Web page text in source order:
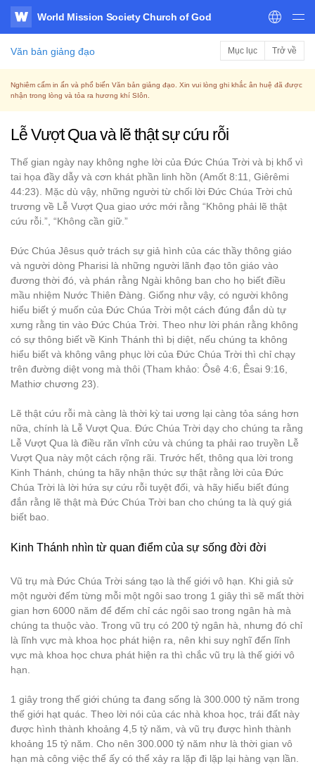
WATV
World Mission Society Church of God
Văn bản giảng đạo Mục lục Trở về
Nghiêm cấm in ấn và phổ biến Văn bản giảng đạo. Xin vui lòng ghi khắc ân huệ đã được
nhận trong lòng và tỏa ra hương khí SIôn.
Lễ Vượt Qua và lẽ thật sự cứu rỗi
Thế gian ngày nay không nghe lời của Đức Chúa Trời và bị khổ vì
tai họa đầy dẫy và cơn khát phần linh hồn (Amốt 8:11, Giêrêmi
44:23). Mặc dù vậy, những người từ chối lời Đức Chúa Trời chủ
trương về Lễ Vượt Qua giao ước mới rằng “Không phải lẽ thật
cứu rỗi.”, “Không cần giữ.”
Đức Chúa Jêsus quở trách sự giả hình của các thầy thông giáo
và người dòng Pharisi là những người lãnh đạo tôn giáo vào
đương thời đó, và phán rằng Ngài không ban cho họ biết điều
mầu nhiệm Nước Thiên Đàng. Giống như vậy, có người không
hiểu biết ý muốn của Đức Chúa Trời một cách đúng đắn dù tự
xưng rằng tin vào Đức Chúa Trời. Theo như lời phán rằng không
có sự thông biết về Kinh Thánh thì bị diệt, nếu chúng ta không
hiểu biết và không vâng phục lời của Đức Chúa Trời thì chỉ chạy
trên đường diệt vong mà thôi (Tham khảo: Ôsê 4:6, Êsai 9:16,
Mathiơ chương 23).
Lẽ thật cứu rỗi mà càng là thời kỳ tai ương lại càng tỏa sáng hơn
nữa, chính là Lễ Vượt Qua. Đức Chúa Trời dạy cho chúng ta rằng
Lễ Vượt Qua là điều răn vĩnh cửu và chúng ta phải rao truyền Lễ
Vượt Qua này một cách rộng rãi. Trước hết, thông qua lời trong
Kinh Thánh, chúng ta hãy nhận thức sự thật rằng lời của Đức
Chúa Trời là lời hứa sự cứu rỗi tuyệt đối, và hãy hiểu biết đúng
đắn rằng lẽ thật mà Đức Chúa Trời ban cho chúng ta là quý giá
biết bao.
Kinh Thánh nhìn từ quan điểm của sự sống đời đời
Vũ trụ mà Đức Chúa Trời sáng tạo là thế giới vô hạn. Khi giả sử
một người đếm từng mỗi một ngôi sao trong 1 giây thì sẽ mất thời
gian hơn 6000 năm để đếm chỉ các ngôi sao trong ngân hà mà
chúng ta thuộc vào. Trong vũ trụ có 200 tỷ ngân hà, nhưng đó chỉ
là lĩnh vực mà khoa học phát hiện ra, nên khi suy nghĩ đến lĩnh
vực mà khoa học chưa phát hiện ra thì chắc vũ trụ là thế giới vô
hạn.
1 giây trong thế giới chúng ta đang sống là 300.000 tỷ năm trong
thế giới hạt quác. Theo lời nói của các nhà khoa học, trái đất này
được hình thành khoảng 4,5 tỷ năm, và vũ trụ được hình thành
khoảng 15 tỷ năm. Cho nên 300.000 tỷ năm như là thời gian vô
hạn mà công việc thể ấy có thể xảy ra lặp đi lặp lại hàng vạn lần.